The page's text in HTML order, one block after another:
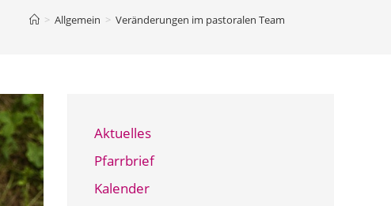
> Allgemein > Veränderungen im pastoralen Team
Aktuelles
Pfarrbrief
Kalender